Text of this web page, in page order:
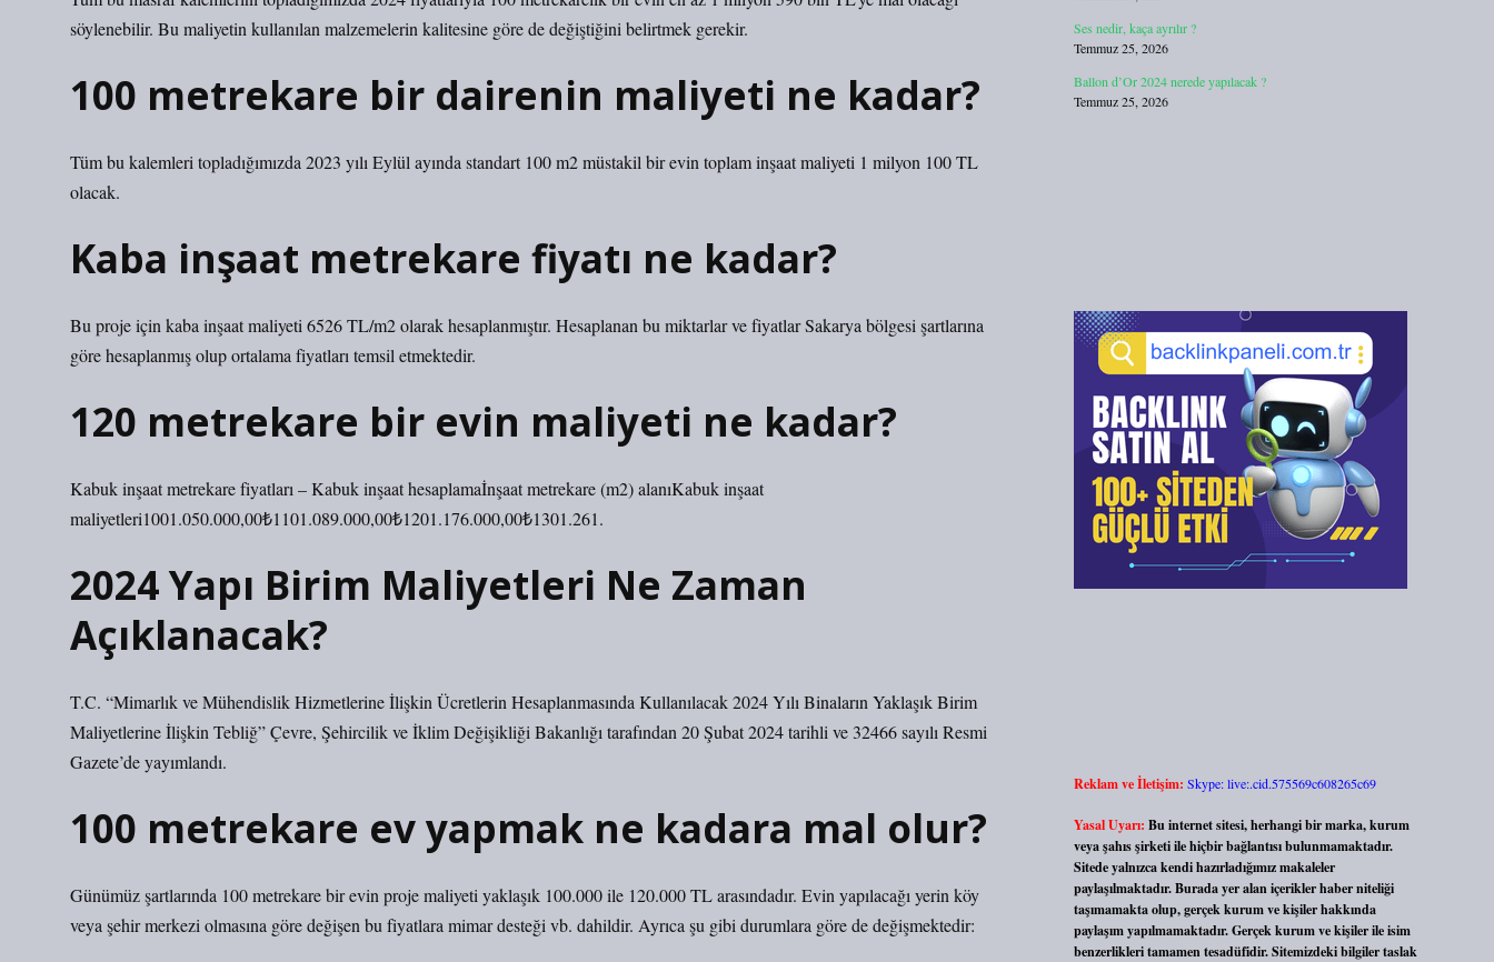
söylenebilir. Bu maliyetin kullanılan malzemelerin kalitesine göre de değiştiğini belirtmek gerekir.
100 metrekare bir dairenin maliyeti ne kadar?
Tüm bu kalemleri topladığımızda 2023 yılı Eylül ayında standart 100 m2 müstakil bir evin toplam inşaat maliyeti 1 milyon 100 TL
olacak.
Kaba inşaat metrekare fiyatı ne kadar?
Bu proje için kaba inşaat maliyeti 6526 TL/m2 olarak hesaplanmıştır. Hesaplanan bu miktarlar ve fiyatlar Sakarya bölgesi şartlarına
göre hesaplanmış olup ortalama fiyatları temsil etmektedir.
120 metrekare bir evin maliyeti ne kadar?
Kabuk inşaat metrekare fiyatları – Kabuk inşaat hesaplamaİnşaat metrekare (m2) alanıKabuk inşaat
maliyetleri1001.050.000,00₺1101.089.000,00₺1201.176.000,00₺1301.261.
2024 Yapı Birim Maliyetleri Ne Zaman
Açıklanacak?
T.C. “Mimarlık ve Mühendislik Hizmetlerine İlişkin Ücretlerin Hesaplanmasında Kullanılacak 2024 Yılı Binaların Yaklaşık Birim
Maliyetlerine İlişkin Tebliğ” Çevre, Şehircilik ve İklim Değişikliği Bakanlığı tarafından 20 Şubat 2024 tarihli ve 32466 sayılı Resmi
Gazete’de yayımlandı.
100 metrekare ev yapmak ne kadara mal olur?
Günümüz şartlarında 100 metrekare bir evin proje maliyeti yaklaşık 100.000 ile 120.000 TL arasındadır. Evin yapılacağı yerin köy
veya şehir merkezi olmasına göre değişen bu fiyatlara mimar desteği vb. dahildir. Ayrıca şu gibi durumlara göre de değişmektedir:
Ses nedir, kaça ayrılır ?
Temmuz 25, 2026
Ballon d’Or 2024 nerede yapılacak ?
Temmuz 25, 2026
Reklam ve İletişim: Skype: live:.cid.575569c608265c69
Yasal Uyarı: Bu internet sitesi, herhangi bir marka, kurum
veya şahıs şirketi ile hiçbir bağlantısı bulunmamaktadır.
Sitede yalnızca kendi hazırladığımız makaleler
paylaşılmaktadır. Burada yer alan içerikler haber niteliği
taşımamakta olup, gerçek kurum ve kişiler hakkında
paylaşım yapılmamaktadır. Gerçek kurum ve kişiler ile isim
benzerlikleri tamamen tesadüfidir. Sitemizdeki bilgiler taslak